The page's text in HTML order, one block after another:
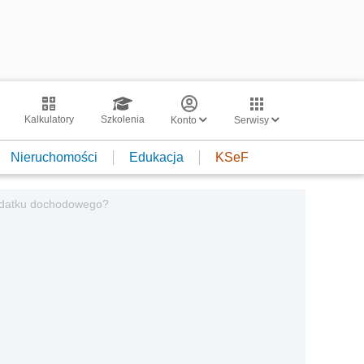
Kalkulatory Szkolenia Konto Serwisy
Nieruchomości Edukacja KSeF
dochodowego?